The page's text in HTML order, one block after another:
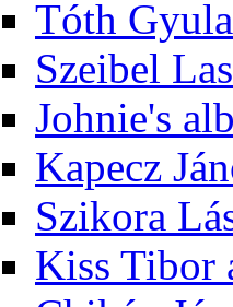
Tóth
Szeibel
Johnie's
Kapecz
Szikora
Kiss Tibor